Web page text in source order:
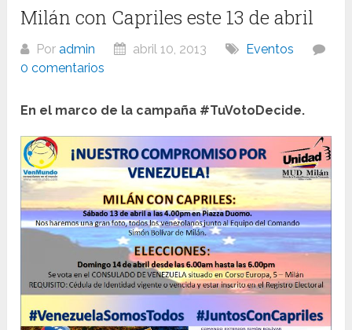
Milán con Capriles este 13 de abril
Poradmin abril 10, 2013
Eventos
0 comentarios
En el marco de la campaña #TuVotoDecide.